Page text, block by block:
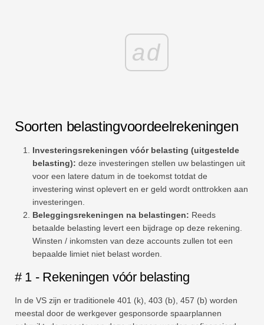
ad
Soorten belastingvoordeelrekeningen
Investeringsrekeningen vóór belasting (uitgestelde
belasting): deze investeringen stellen uw belastingen uit
voor een latere datum in de toekomst totdat de
investering winst oplevert en er geld wordt onttrokken aan
investeringen.
Beleggingsrekeningen na belastingen: Reeds
betaalde belasting levert een bijdrage op deze rekening.
Winsten / inkomsten van deze accounts zullen tot een
bepaalde limiet niet belast worden.
# 1 - Rekeningen vóór belasting
In de VS zijn er traditionele 401 (k), 403 (b), 457 (b) worden
meestal door de werkgever gesponsorde spaarplannen